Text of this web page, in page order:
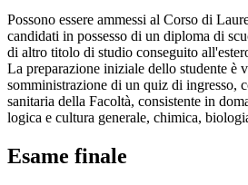
Possono essere ammessi al Corso di
candidati in possesso di un diploma di
di altro titolo di studio conseguito
La preparazione iniziale dello studente è
somministrazione di un quiz di ingresso,
sanitaria della Facoltà, consistente in
logica e cultura generale, chimica,
Esame finale